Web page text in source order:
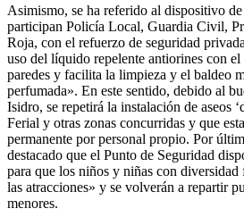
Asimismo, se ha referido al dispositivo
participan Policía Local, Guardia Civil,
Roja, con el refuerzo de seguridad
uso del líquido repelente antiorines con
paredes y facilita la limpieza y el baldeo
perfumada». En este sentido, debido al
Isidro, se repetirá la instalación de aseos
Ferial y otras zonas concurridas y que
permanente por personal propio. Por
destacado que el Punto de Seguridad
para que los niños y niñas con
las atracciones» y se volverán a repartir
menores.